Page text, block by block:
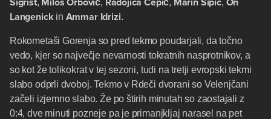
Sigrist, Miloš Orbović, Radojica Čepić, Marin Šipič, On
Langenick in Ammar Idrizi.
Rokometaši Gorenja so pred tekmo poudarjali, da točno
vedo, kjer so največje nevarnosti tokratnih nasprotnikov, a
so kot že tolikokrat v tej sezoni, tudi na tretji evropski tekmi
slabo odprli dvoboj. Tekmo v Rdeči dvorani so Velenjčani
začeli izjemno slabo. Že po štirih minutah so zaostajali z
0:4, dve minuti pozneje pa je primanjkljaj narasel na pet